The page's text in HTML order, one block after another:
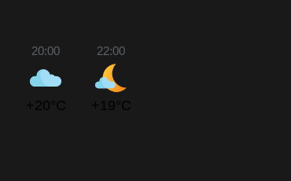
20:00
+20°C
22:00
+19°C